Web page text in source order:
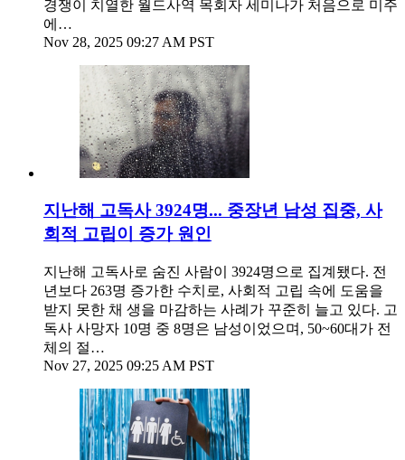
경쟁이 치열한 월드사역 목회자 세미나가 처음으로 미주
에…
Nov 28, 2025 09:27 AM PST
지난해 고독사 3924명... 중장년 남성 집중, 사
회적 고립이 증가 원인
지난해 고독사로 숨진 사람이 3924명으로 집계됐다. 전
년보다 263명 증가한 수치로, 사회적 고립 속에 도움을
받지 못한 채 생을 마감하는 사례가 꾸준히 늘고 있다. 고
독사 사망자 10명 중 8명은 남성이었으며, 50~60대가 전
체의 절…
Nov 27, 2025 09:25 AM PST